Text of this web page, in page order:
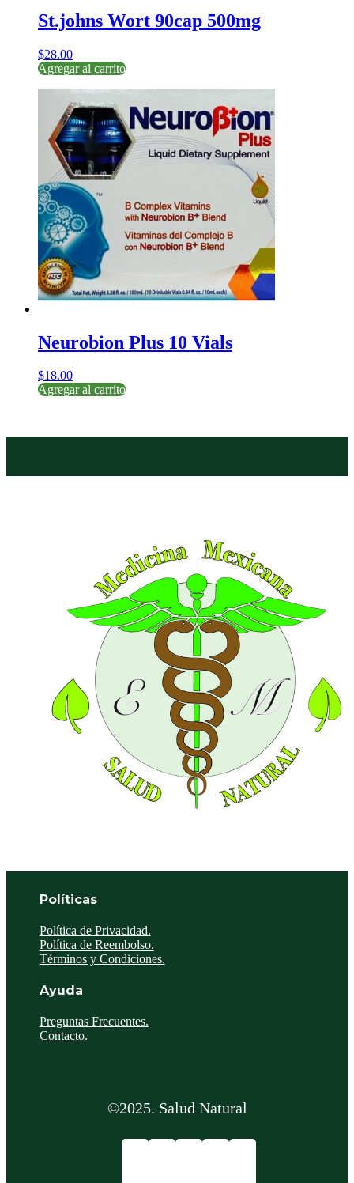
St.johns Wort 90cap 500mg
$28.00
Agregar al carrito
Neurobion Plus 10 Vials
$18.00
Agregar al carrito
Políticas
Política de Privacidad.
Política de Reembolso.
Términos y Condiciones.
Ayuda
Preguntas Frecuentes.
Contacto.
©2025. Salud Natural